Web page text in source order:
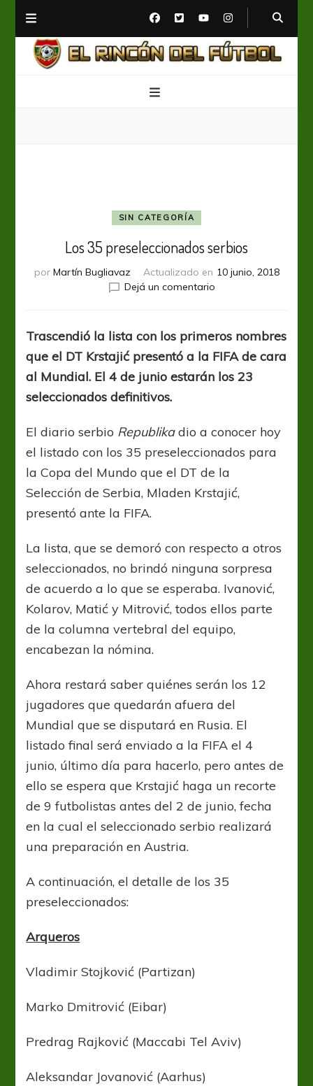
SIN CATEGORÍA
Los 35 preseleccionados serbios
por Martín Bugliavaz Actualizado en 10 junio, 2018
Dejá un comentarioen
preseleccionados
serbios
Trascendió la lista con los primeros nombres
que el DT Krstajić presentó a la FIFA de cara
al Mundial. El 4 de junio estarán los 23
seleccionados definitivos.
El diario serbio Republikadio a conocer hoy
el listado con los 35 preseleccionados para
la Copa del Mundo que el DT de la
Selección de Serbia, Mladen Krstajić,
presentó ante la FIFA.
La lista, que se demoró con respecto a otros
seleccionados, no brindó ninguna sorpresa
de acuerdo a lo que se esperaba. Ivanović,
Kolarov, Matić y Mitrović, todos ellos parte
de la columna vertebral del equipo,
encabezan la nómina.
Ahora restará saber quiénes serán los 12
jugadores que quedarán afuera del
Mundial que se disputará en Rusia. El
listado final será enviado a la FIFA el 4
junio, último día para hacerlo, pero antes de
ello se espera que Krstajić haga un recorte
de 9 futbolistas antes del 2 de junio, fecha
en la cual el seleccionado serbio realizará
una preparación en Austria.
A continuación, el detalle de los 35
preseleccionados:
Arqueros
Vladimir Stojković (Partizan)
Marko Dmitrović (Eibar)
Predrag Rajković (Maccabi Tel Aviv)
Aleksandar Jovanović (Aarhus)